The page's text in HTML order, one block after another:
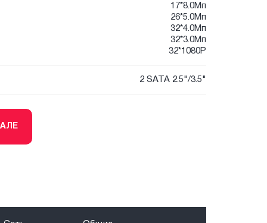
17*8.0Мп
26*5.0Мп
32*4.0Мп
32*3.0Мп
32*1080P
2 SATA 2.5"/3.5"